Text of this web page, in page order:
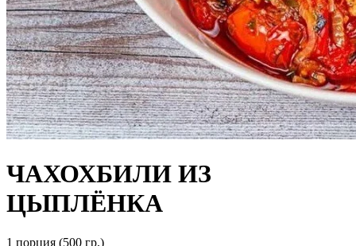
ЧАХОХБИЛИ ИЗ
ЦЫПЛЁНКА
1 порция (500 гр.)